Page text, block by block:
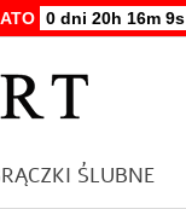
0 dni 20h 16m 8s
ŚLUBNE